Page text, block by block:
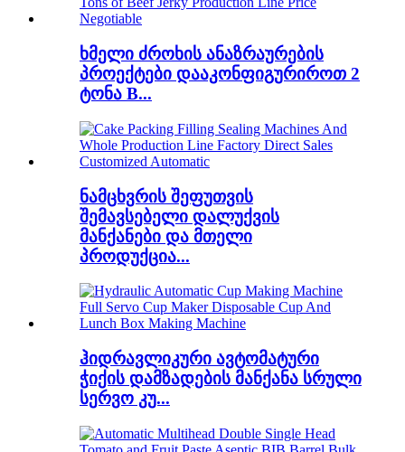
ხმელი ძროხის ანაზრაურების
პროექტები დააკონფიგურიროთ 2
ტონა B...
ნამცხვრის შეფუთვის
შემავსებელი დალუქვის
მანქანები და მთელი
პროდუქცია...
ჰიდრავლიკური ავტომატური
ჭიქის დამზადების მანქანა სრული
სერვო კუ...